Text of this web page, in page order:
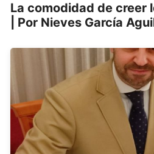
La comodidad de creer
| Por Nieves García